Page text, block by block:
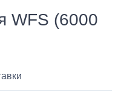
WFS (6000